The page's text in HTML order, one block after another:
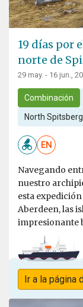
19 días por
norte de
29 may. - 16 jun.,
Combinación
North
EN
Navegando
nuestro
esta
Aberdeen, las
impresionante
Ir a la página